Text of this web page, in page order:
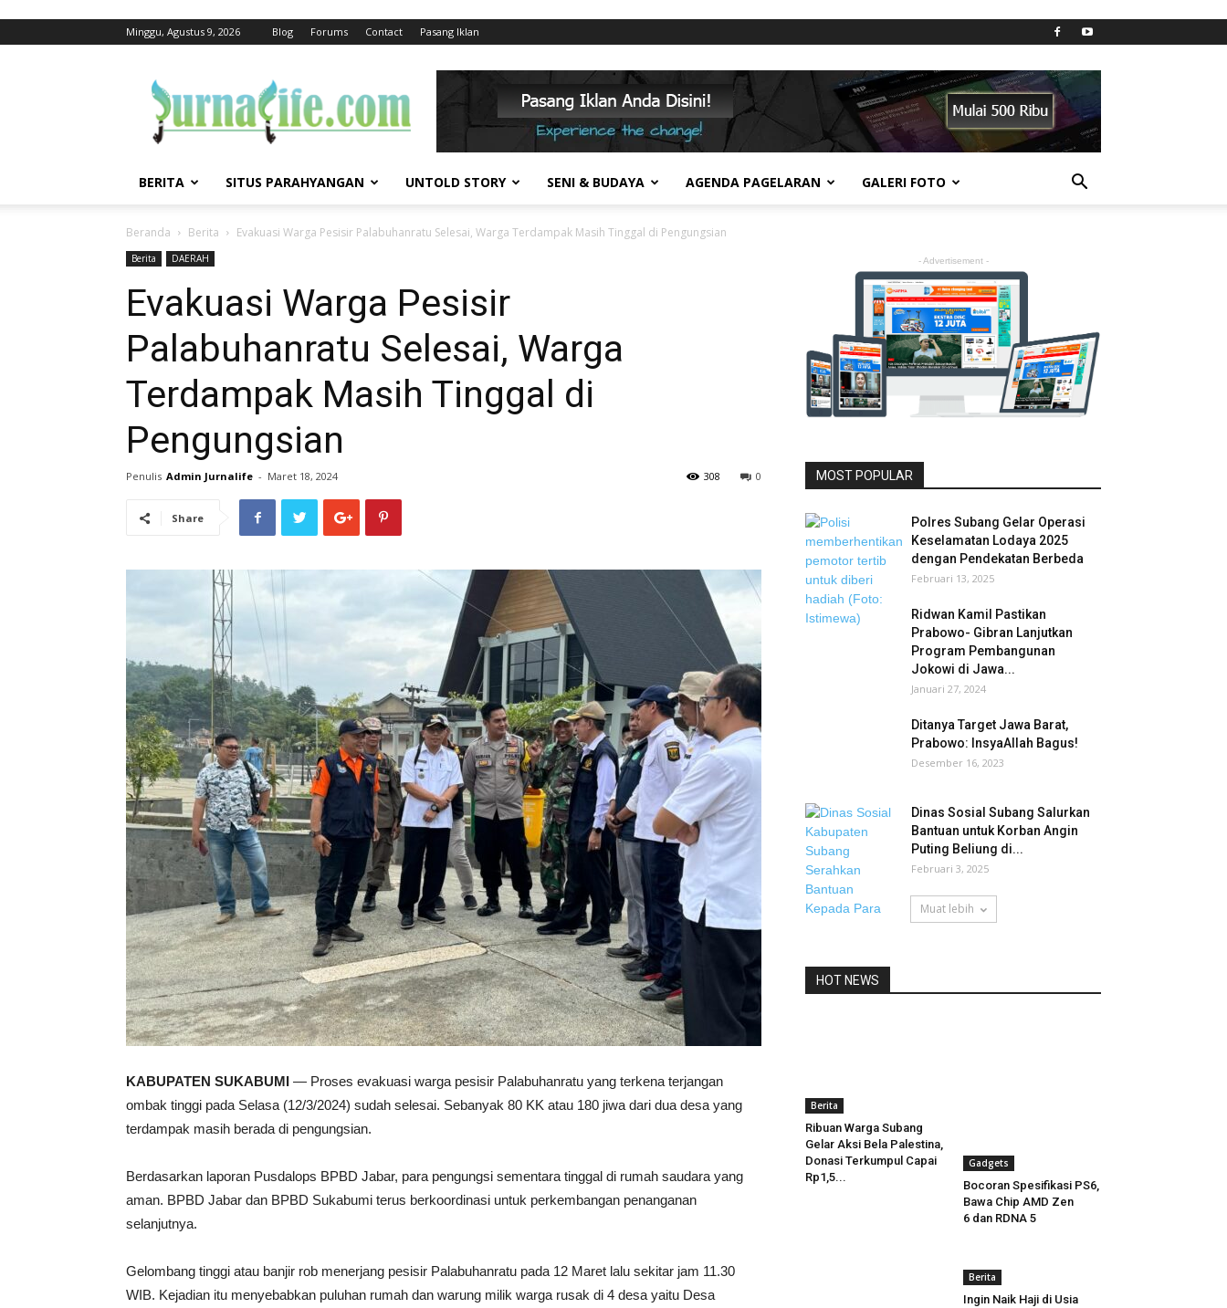
Minggu, Agustus 9, 2026 Blog Forums Contact Pasang Iklan
BERITA SITUS PARAHYANGAN UNTOLD STORY SENI & BUDAYA AGENDA PAGELARAN GALERI FOTO
Beranda Berita Evakuasi Warga Pesisir Palabuhanratu Selesai, Warga Terdampak Masih Tinggal di Pengungsian
Berita DAERAH
Evakuasi Warga Pesisir
Palabuhanratu Selesai, Warga
Terdampak Masih Tinggal di
Pengungsian
Penulis Admin Jurnalife - Maret 18, 2024 0
308
Share
KABUPATEN SUKABUMI — Proses evakuasi warga pesisir Palabuhanratu yang terkena terjangan
ombak tinggi pada Selasa (12/3/2024) sudah selesai. Sebanyak 80 KK atau 180 jiwa dari dua desa yang
terdampak masih berada di pengungsian.
Berdasarkan laporan Pusdalops BPBD Jabar, para pengungsi sementara tinggal di rumah saudara yang
aman. BPBD Jabar dan BPBD Sukabumi terus berkoordinasi untuk perkembangan penanganan
selanjutnya.
Gelombang tinggi atau banjir rob menerjang pesisir Palabuhanratu pada 12 Maret lalu sekitar jam 11.30
WIB. Kejadian itu menyebabkan puluhan rumah dan warung milik warga rusak di 4 desa yaitu Desa
- Advertisement -
MOST POPULAR
Polres Subang Gelar Operasi
Keselamatan Lodaya 2025
dengan Pendekatan Berbeda
Februari 13, 2025
Ridwan Kamil Pastikan
Prabowo- Gibran Lanjutkan
Program Pembangunan
Jokowi di Jawa...
Januari 27, 2024
Ditanya Target Jawa Barat,
Prabowo: InsyaAllah Bagus!
Desember 16, 2023
Dinas Sosial Subang Salurkan
Bantuan untuk Korban Angin
Puting Beliung di...
Februari 3, 2025
Muat lebih
HOT NEWS
Berita
Ribuan Warga Subang
Gelar Aksi Bela Palestina,
Donasi Terkumpul Capai
Rp1,5...
Gadgets
Bocoran Spesifikasi PS6,
Bawa Chip AMD Zen
6 dan RDNA 5
Berita
Ingin Naik Haji di Usia